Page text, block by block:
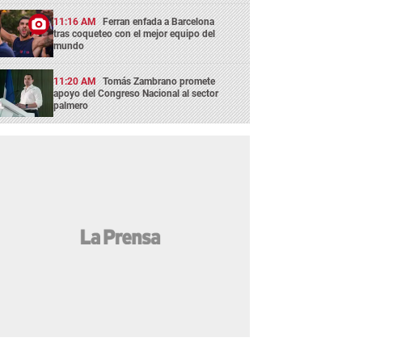
11:16 AM Ferran enfada a Barcelona
tras coqueteo con el mejor equipo del
mundo
11:20 AM Tomás Zambrano promete
apoyo del Congreso Nacional al sector
palmero